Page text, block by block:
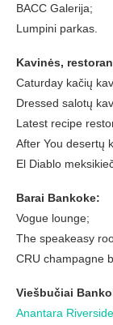
BACC Galerija;
Lumpini parkas.
Kavinės,
Caturday kačių
Dressed salotų
Latest recipe
After You desertų
El Diablo
Barai Bankoke:
Vogue lounge;
The speakeasy
CRU champagne
Viešbučiai
Anantara Riverside